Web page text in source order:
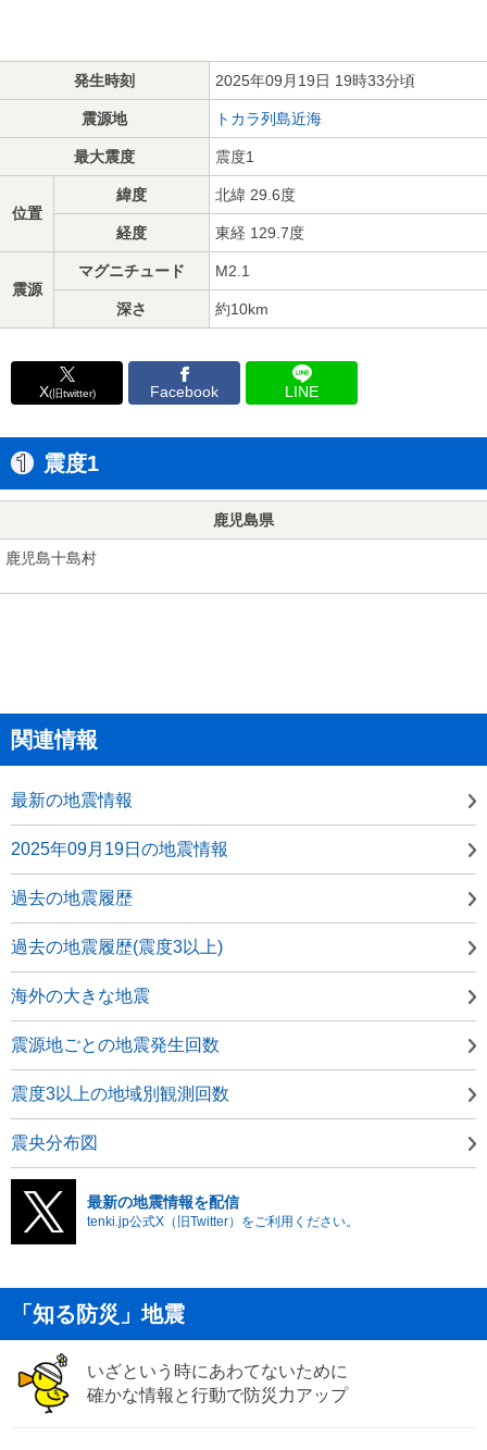
発生時刻 2025年09月19日 19時33分頃
震源地 トカラ列島近海
最大震度 震度1
位置
緯度 北緯 29.6度
経度 東経 129.7度
震源
マグニチュード M2.1
深さ 約10km
X(旧twitter) Facebook LINE
震度1
鹿児島県
鹿児島十島村
関連情報
最新の地震情報
2025年09月19日の地震情報
過去の地震履歴
過去の地震履歴(震度3以上)
海外の大きな地震
震源地ごとの地震発生回数
震度3以上の地域別観測回数
震央分布図
最新の地震情報を配信
tenki.jp公式X（旧Twitter）をご利用ください。
「知る防災」地震
いざという時にあわてないために
確かな情報と行動で防災力アップ